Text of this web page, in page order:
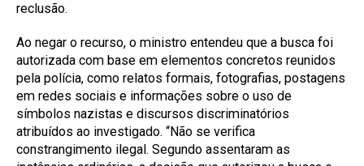
reclusão.
Ao negar o recurso, o ministro entendeu que a busca foi
autorizada com base em elementos concretos reunidos
pela polícia, como relatos formais, fotografias, postagens
em redes sociais e informações sobre o uso de
símbolos nazistas e discursos discriminatórios
atribuídos ao investigado. “Não se verifica
constrangimento ilegal. Segundo assentaram as